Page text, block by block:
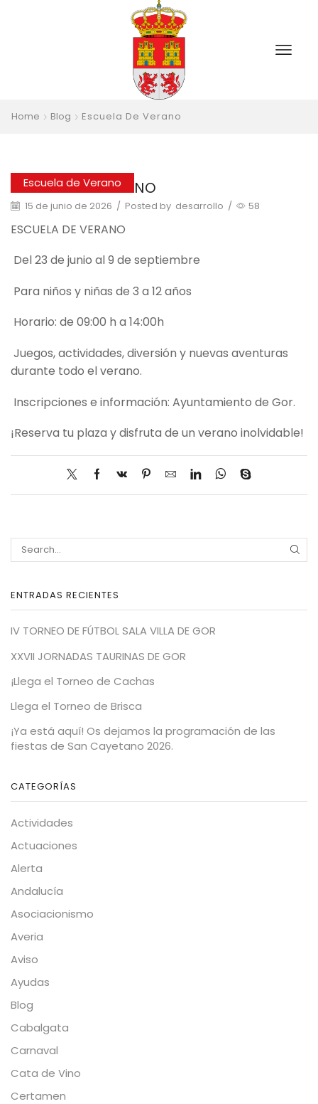
Home Blog Escuela De Verano
Escuela de Verano
ESCUELA DE VERANO
15 de junio de 2026 / Posted by desarrollo / 58
ESCUELA DE VERANO
Del 23 de junio al 9 de septiembre
Para niños y niñas de 3 a 12 años
Horario: de 09:00 h a 14:00h
Juegos, actividades, diversión y nuevas aventuras
durante todo el verano.
Inscripciones e información: Ayuntamiento de Gor.
¡Reserva tu plaza y disfruta de un verano inolvidable!
ENTRADAS RECIENTES
IV TORNEO DE FÚTBOL SALA VILLA DE GOR
XXVII JORNADAS TAURINAS DE GOR
¡Llega el Torneo de Cachas
Llega el Torneo de Brisca
¡Ya está aquí! Os dejamos la programación de las
fiestas de San Cayetano 2026.
CATEGORÍAS
Actividades
Actuaciones
Alerta
Andalucía
Asociacionismo
Averia
Aviso
Ayudas
Blog
Cabalgata
Carnaval
Cata de Vino
Certamen